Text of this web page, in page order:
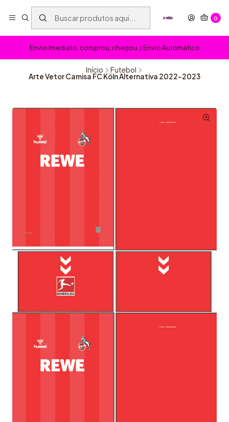
0
Envio Imediato, comprou, chegou :) Envio Automático
Início Futebol
Arte Vetor Camisa FC Köln Alternativa 2022-2023